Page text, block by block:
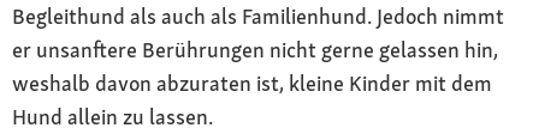
Begleithund als auch als Familienhund. Jedoch nimmt
er unsanftere Berührungen nicht gerne gelassen hin,
weshalb davon abzuraten ist, kleine Kinder mit dem
Hund allein zu lassen.